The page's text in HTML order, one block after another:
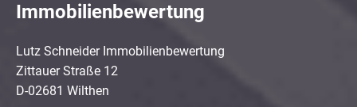
Immobilienbewertung
Lutz Schneider Immobilienbewertung
Zittauer Straße 12
D-02681 Wilthen